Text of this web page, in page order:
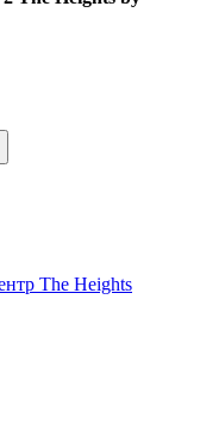
The Heights